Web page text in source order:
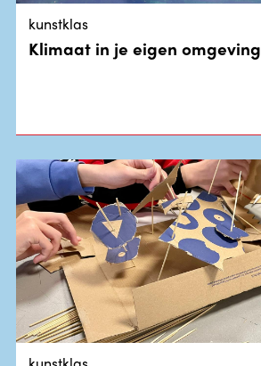
kunstklas
Klimaat in je eigen omgeving